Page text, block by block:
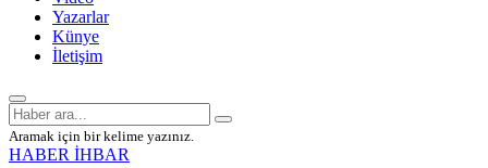
Yazarlar
Künye
İletişim
Aramak için bir kelime yazınız.
HABER İHBAR